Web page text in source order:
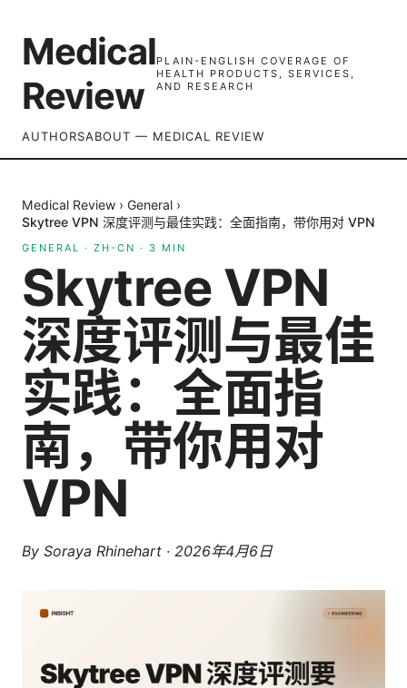
Medical
Review
PLAIN-ENGLISH COVERAGE OF
HEALTH PRODUCTS, SERVICES,
AND RESEARCH
AUTHORSABOUT — MEDICAL REVIEW
Medical Review › General ›
Skytree VPN 深度评测与最佳实践：全面指南，带你用对 VPN
GENERAL · ZH-CN · 3 MIN
Skytree VPN
深度评测与最佳
实践：全面指
南，带你用对
VPN
By Soraya Rhinehart · 2026年4月6日